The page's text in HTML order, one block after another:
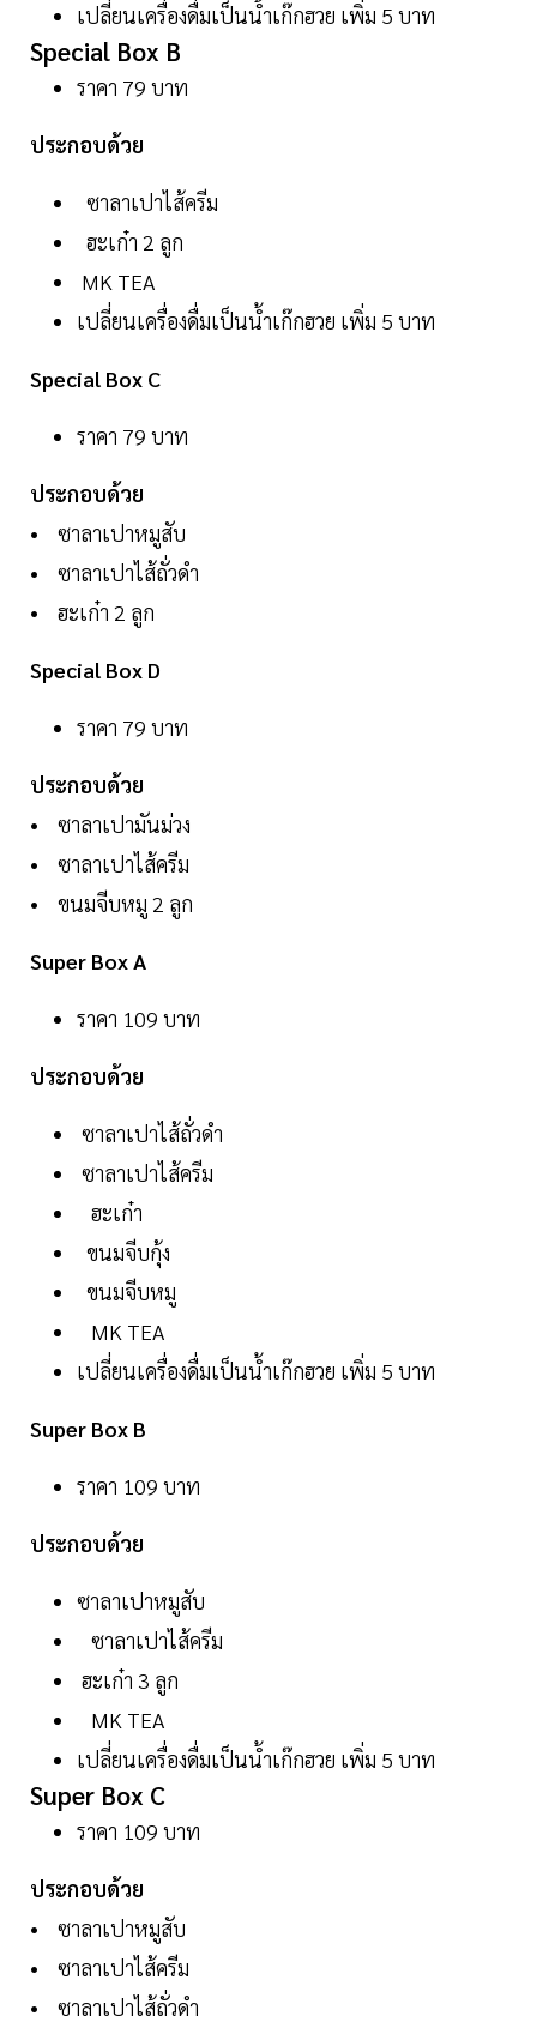
เปลี่ยนเครื่องดื่มเป็นน้ำเก๊กฮวย เพิ่ม 5 บาท
Special Box B
ราคา 79 บาท
ประกอบด้วย
ซาลาเปาไส้ครีม
ฮะเก๋า 2 ลูก
MK TEA
เปลี่ยนเครื่องดื่มเป็นน้ำเก๊กฮวย เพิ่ม 5 บาท
Special Box C
ราคา 79 บาท
ประกอบด้วย
• ซาลาเปาหมูสับ
• ซาลาเปาไส้ถั่วดำ
• ฮะเก๋า 2 ลูก
Special Box D
ราคา 79 บาท
ประกอบด้วย
• ซาลาเปามันม่วง
• ซาลาเปาไส้ครีม
• ขนมจีบหมู 2 ลูก
Super Box A
ราคา 109 บาท
ประกอบด้วย
ซาลาเปาไส้ถั่วดำ
ซาลาเปาไส้ครีม
ฮะเก๋า
ขนมจีบกุ้ง
ขนมจีบหมู
MK TEA
เปลี่ยนเครื่องดื่มเป็นน้ำเก๊กฮวย เพิ่ม 5 บาท
Super Box B
ราคา 109 บาท
ประกอบด้วย
ซาลาเปาหมูสับ
ซาลาเปาไส้ครีม
ฮะเก๋า 3 ลูก
MK TEA
เปลี่ยนเครื่องดื่มเป็นน้ำเก๊กฮวย เพิ่ม 5 บาท
Super Box C
ราคา 109 บาท
ประกอบด้วย
• ซาลาเปาหมูสับ
• ซาลาเปาไส้ครีม
• ซาลาเปาไส้ถั่วดำ